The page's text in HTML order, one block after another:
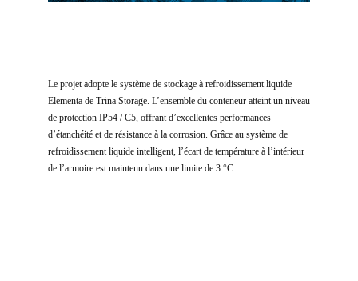
Le projet adopte le système de stockage à refroidissement liquide
Elementa de Trina Storage. L’ensemble du conteneur atteint un niveau
de protection IP54 / C5, offrant d’excellentes performances
d’étanchéité et de résistance à la corrosion. Grâce au système de
refroidissement liquide intelligent, l’écart de température à l’intérieur
de l’armoire est maintenu dans une limite de 3 °C.